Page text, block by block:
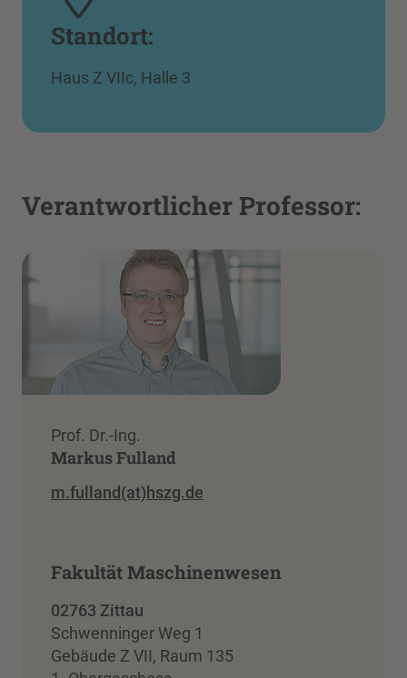
Standort:
Haus Z VIIc, Halle 3
Verantwortlicher Professor:
Prof. Dr.-Ing.
Markus Fulland
m.fulland(at)hszg.de
Fakultät Maschinenwesen
02763 Zittau
Schwenninger Weg 1
Gebäude Z VII, Raum 135